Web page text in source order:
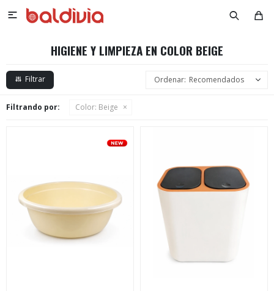

HIGIENE Y LIMPIEZA EN COLOR BEIGE
Recomendados
Filtrando por: Color: Beige